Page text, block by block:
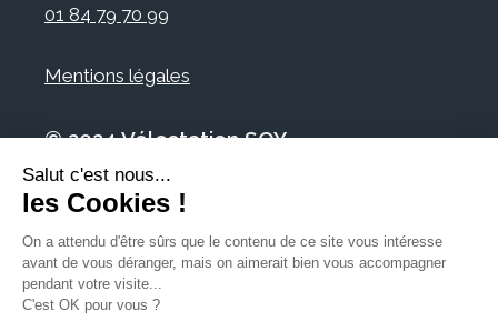
01 84 79 70 99
Mentions légales
© 2024 Vélostation SQY
Salut c'est nous...
les Cookies !
On a attendu d'être sûrs que le contenu de ce site vous intéresse
avant de vous déranger, mais on aimerait bien vous accompagner
pendant votre visite...
C'est OK pour vous ?